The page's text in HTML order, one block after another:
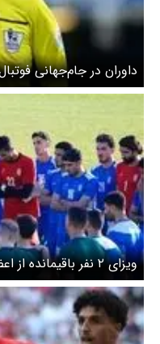
داوران در جام‌جهانی
ویزای ۲ نفر باقیمانده از اعضای تیم ملی فوتبال صادر شد